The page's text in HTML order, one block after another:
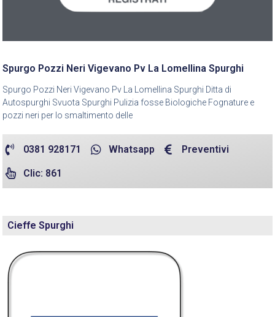
Spurgo Pozzi Neri Vigevano Pv La Lomellina Spurghi
Spurgo Pozzi Neri Vigevano Pv La Lomellina Spurghi Ditta di
Autospurghi Svuota Spurghi Pulizia fosse Biologiche Fognature e
pozzi neri per lo smaltimento delle
0381 928171 Whatsapp Preventivi
Clic: 861
Cieffe Spurghi